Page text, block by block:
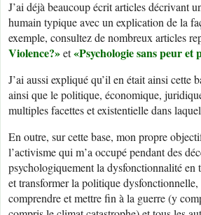
J’ai déjà beaucoup écrit articles décrivant
humain typique avec un explication de la
exemple, consultez de nombreux articles
Violence?»et«Psychologie sans peur
J’ai aussi expliqué qu’il en était ainsi
ainsi que le politique, économique,
multiples facettes et existentielle dans
En outre, sur cette base, mon propre
l’activisme qui m’a occupé pendant des
psychologiquement la dysfonctionnalité en
et transformer la politique
comprendre et mettre fin à la guerre (y